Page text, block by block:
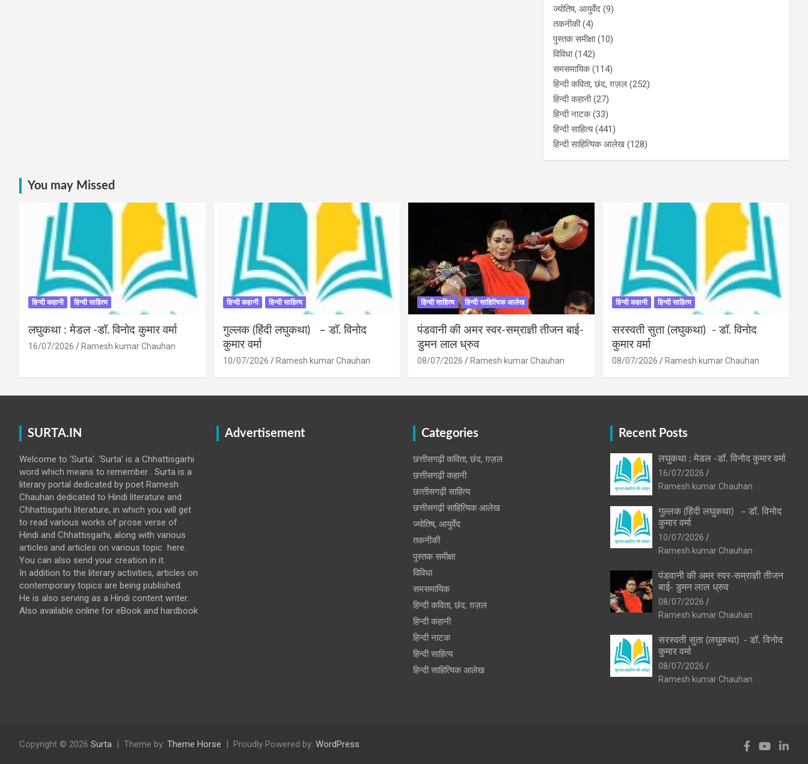
ज्योतिष, आयुर्वेद (9)
तकनीकी(4)
पुस्‍तक समीक्षा(10)
विविधा(142)
समसमायिक(114)
हिन्दी कविता, छंद, ग़ज़ल (252)
हिन्दी कहानी(27)
हिन्‍दी नाटक(33)
हिन्दी साहित्य(441)
हिन्दी साहित्यिक आलेख (128)
You may Missed
हिन्दी कहानी हिन्दी साहित्य
लघुकथा : मेडल -डॉ. विनोद कुमार वर्मा
16/07/2026 Ramesh kumar Chauhan
हिन्दी कहानी हिन्दी साहित्य
गुल्लक (हिंदी लघुकथा) – डॉ. विनोद
कुमार वर्मा
10/07/2026 Ramesh kumar Chauhan
हिन्दी साहित्य हिन्दी साहित्यिक आलेख
पंडवानी की अमर स्वर-सम्राज्ञी तीजन बाई-
डुमन लाल ध्रुव
08/07/2026 Ramesh kumar Chauhan
हिन्दी कहानी हिन्दी साहित्य
सरस्वती सुता (लघुकथा) ​- डॉ. विनोद
कुमार वर्मा
08/07/2026 Ramesh kumar Chauhan
SURTA.IN
Welcome to ‘Surta’. ‘Surta’ is a Chhattisgarhi
word which means to remember . Surta is a
literary portal dedicated by poet Ramesh
Chauhan dedicated to Hindi literature and
Chhattisgarhi literature, in which you will get
to read various works of prose verse of
Hindi and Chhattisgarhi, along with various
articles and articles on various topic here.
You can also send your creation in it.
In addition to the literary activities, articles on
contemporary topics are being published.
He is also serving as a Hindi content writer.
Also available online for eBook and hardbook
Advertisement Categories
छत्तीसगढ़ी कविता, छंद, ग़ज़ल
छत्तीसगढ़ी कहानी
छत्‍तीसगढ़ी साहित्‍य
छत्तीसगढ़ी साहित्यिक आलेख
ज्योतिष, आयुर्वेद
तकनीकी
पुस्‍तक समीक्षा
विविधा
समसमायिक
हिन्दी कविता, छंद, ग़ज़ल
हिन्दी कहानी
हिन्‍दी नाटक
हिन्दी साहित्य
हिन्दी साहित्यिक आलेख
Recent Posts
लघुकथा : मेडल -डॉ. विनोद कुमार वर्मा
16/07/2026
Ramesh kumar Chauhan
गुल्लक (हिंदी लघुकथा) – डॉ. विनोद
कुमार वर्मा
10/07/2026
Ramesh kumar Chauhan
पंडवानी की अमर स्वर-सम्राज्ञी तीजन
बाई- डुमन लाल ध्रुव
08/07/2026
Ramesh kumar Chauhan
सरस्वती सुता (लघुकथा) ​- डॉ. विनोद
कुमार वर्मा
08/07/2026
Ramesh kumar Chauhan
Copyright © 2026 Surta Theme by: Theme Horse Proudly Powered by: WordPress